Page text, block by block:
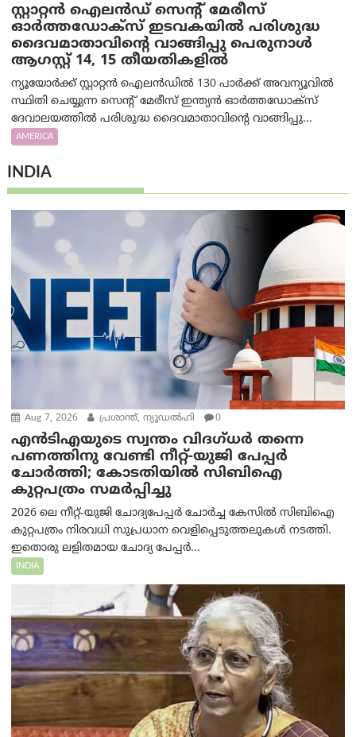
സ്റ്റാറ്റൻ ഐലൻഡ് സെന്റ് മേരീസ്
ഓർത്തഡോക്സ് ഇടവകയിൽ പരിശുദ്ധ
ദൈവമാതാവിന്റെ വാങ്ങിപ്പു പെരുനാൾ
ആഗസ്റ്റ് 14, 15 തീയതികളിൽ
ന്യൂയോർക്ക് സ്റ്റാറ്റൻ ഐലൻഡിൽ 130 പാർക്ക് അവന്യൂവിൽ
സ്ഥിതി ചെയ്യുന്ന സെന്റ് മേരീസ് ഇന്ത്യൻ ഓർത്തഡോക്സ്
ദേവാലയത്തിൽ പരിശുദ്ധ ദൈവമാതാവിന്റെ വാങ്ങിപ്പു...
AMERICA
INDIA
Aug 7, 2026 പ്രശാന്ത്, ന്യൂഡല്‍ഹി 0
എൻ‌ടി‌എയുടെ സ്വന്തം വിദഗ്ധർ തന്നെ
പണത്തിനു വേണ്ടി നീറ്റ്-യു‌ജി പേപ്പർ
ചോർത്തി; കോടതിയില്‍ സിബിഐ
കുറ്റപത്രം സമര്‍പ്പിച്ചു
2026 ലെ നീറ്റ്-യുജി ചോദ്യപേപ്പർ ചോർച്ച കേസിൽ സിബിഐ
കുറ്റപത്രം നിരവധി സുപ്രധാന വെളിപ്പെടുത്തലുകൾ നടത്തി.
ഇതൊരു ലളിതമായ ചോദ്യ പേപ്പർ...
INDIA